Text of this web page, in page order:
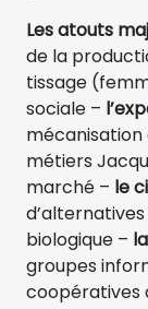
Les atouts
de la
tissage
sociale –
métiers
marché – le
biologique –
groupes
coopératives